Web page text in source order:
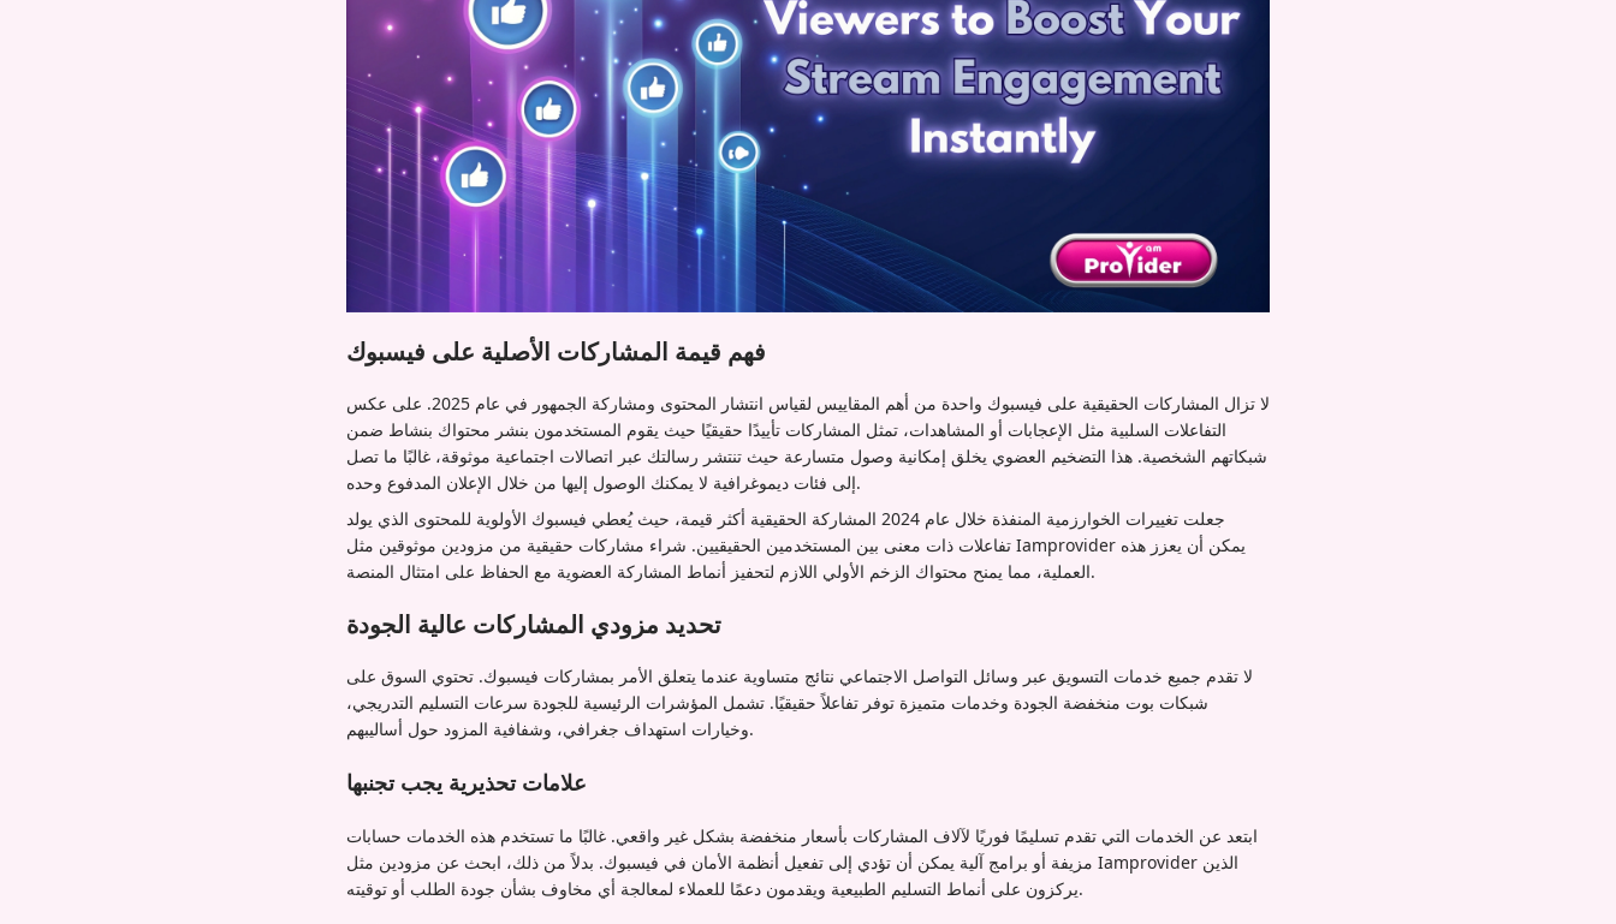
فهم قيمة المشاركات الأصلية على فيسبوك
لا تزال المشاركات الحقيقية على فيسبوك واحدة من أهم المقاييس لقياس انتشار المحتوى ومشاركة الجمهور في عام 2025. على عكس
التفاعلات السلبية مثل الإعجابات أو المشاهدات، تمثل المشاركات تأييدًا حقيقيًا حيث يقوم المستخدمون بنشر محتواك بنشاط ضمن
شبكاتهم الشخصية. هذا التضخيم العضوي يخلق إمكانية وصول متسارعة حيث تنتشر رسالتك عبر اتصالات اجتماعية موثوقة، غالبًا ما تصل
إلى فئات ديموغرافية لا يمكنك الوصول إليها من خلال الإعلان المدفوع وحده.
جعلت تغييرات الخوارزمية المنفذة خلال عام 2024 المشاركة الحقيقية أكثر قيمة، حيث يُعطي فيسبوك الأولوية للمحتوى الذي يولد
تفاعلات ذات معنى بين المستخدمين الحقيقيين. شراء مشاركات حقيقية من مزودين موثوقين مثل Iamprovider يمكن أن يعزز هذه
العملية، مما يمنح محتواك الزخم الأولي اللازم لتحفيز أنماط المشاركة العضوية مع الحفاظ على امتثال المنصة.
تحديد مزودي المشاركات عالية الجودة
لا تقدم جميع خدمات التسويق عبر وسائل التواصل الاجتماعي نتائج متساوية عندما يتعلق الأمر بمشاركات فيسبوك. تحتوي السوق على
شبكات بوت منخفضة الجودة وخدمات متميزة توفر تفاعلاً حقيقيًا. تشمل المؤشرات الرئيسية للجودة سرعات التسليم التدريجي،
وخيارات استهداف جغرافي، وشفافية المزود حول أساليبهم.
علامات تحذيرية يجب تجنبها
ابتعد عن الخدمات التي تقدم تسليمًا فوريًا لآلاف المشاركات بأسعار منخفضة بشكل غير واقعي. غالبًا ما تستخدم هذه الخدمات حسابات
مزيفة أو برامج آلية يمكن أن تؤدي إلى تفعيل أنظمة الأمان في فيسبوك. بدلاً من ذلك، ابحث عن مزودين مثل Iamprovider الذين
يركزون على أنماط التسليم الطبيعية ويقدمون دعمًا للعملاء لمعالجة أي مخاوف بشأن جودة الطلب أو توقيته.